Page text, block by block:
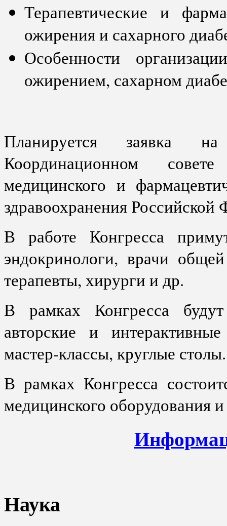
Терапевтические и
ожирения и сахарного
Особенности
ожирением, сахарном
Планируется заявка
Координационном
медицинского и
здравоохранения Российской
В работе Конгресса
эндокринологи, врачи
терапевты, хирурги и др.
В рамках Конгресса
авторские и
мастер-классы, круглые столы.
В рамках Конгресса
медицинского оборудования
Наука